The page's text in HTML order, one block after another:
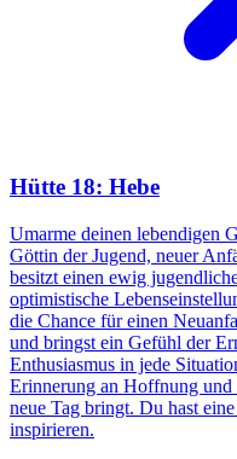
Hütte 18: Hebe
Umarme deinen lebendigen
Göttin der Jugend, neuer
besitzt einen ewig
optimistische
die Chance für einen
und bringst ein Gefühl der
Enthusiasmus in jede
Erinnerung an Hoffnung
neue Tag bringt. Du hast
inspirieren.